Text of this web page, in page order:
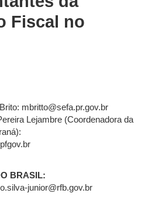
Fiscal no
mbritto@sefa.pr.gov.br
Lejambre (Coordenadora da
BRASIL:
junior@rfb.gov.br